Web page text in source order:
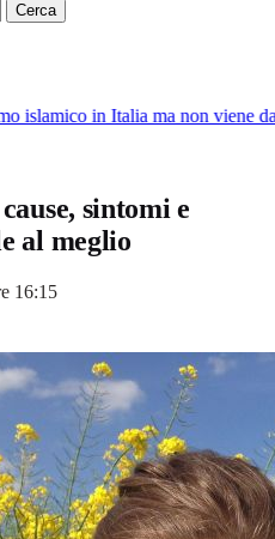
Cerca
islamico in Italia ma non viene
sintomi e
al meglio
16:15